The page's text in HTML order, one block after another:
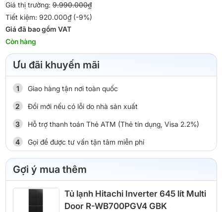
Giá thị trường:9.990.000₫
Tiết kiệm: 920.000₫ (-9%)
Giá đã bao gồm VAT
Còn hàng
Ưu đãi khuyến mãi
Giao hàng tận nơi toàn quốc
Đổi mới nếu có lỗi do nhà sản xuất
Hỗ trợ thanh toán Thẻ ATM (Thẻ tín dụng, Visa 2.2%)
Gọi để được tư vấn tận tâm miễn phí
Gợi ý mua thêm
Tủ lạnh Hitachi Inverter 645 lít Multi
Door R-WB700PGV4 GBK